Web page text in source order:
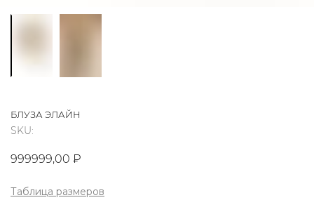
БЛУЗА ЭЛАЙН
SKU:
999999,00 ₽
Таблица размеров